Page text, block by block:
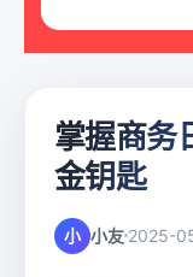
掌握商务
金钥匙
小 小友 2025-